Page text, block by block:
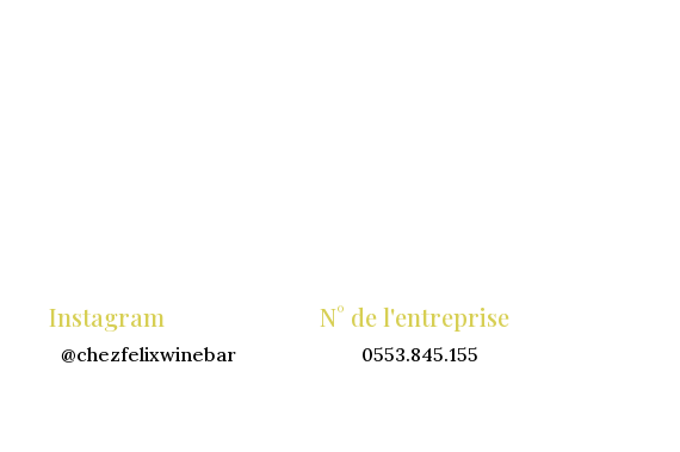
Instagram
@chezfelixwinebar
N° de l'entreprise
0553.845.155